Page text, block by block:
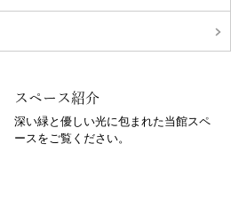
スペース紹介
深い緑と優しい光に包まれた当館スペ
ースをご覧ください。